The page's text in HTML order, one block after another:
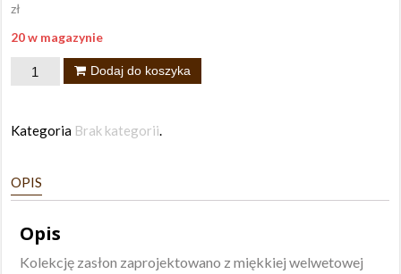
zł
20 w magazynie
ilość
stalowa
taśma
Dodaj do koszyka
Kategoria Brak kategorii.
OPIS
Opis
Kolekcję zasłon zaprojektowano z miękkiej welwetowej